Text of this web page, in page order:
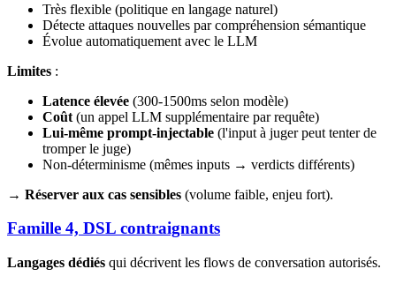
Très flexible (politique en langage naturel)
Détecte attaques nouvelles par compréhension sémantique
Évolue automatiquement avec le LLM
Limites :
Latence élevée (300-1500ms selon modèle)
Coût (un appel LLM supplémentaire par requête)
Lui-même prompt-injectable (l'input à juger peut tenter de
tromper le juge)
Non-déterminisme (mêmes inputs → verdicts différents)
→ Réserver aux cas sensibles (volume faible, enjeu fort).
Famille 4, DSL contraignants
Langages dédiés qui décrivent les flows de conversation autorisés.